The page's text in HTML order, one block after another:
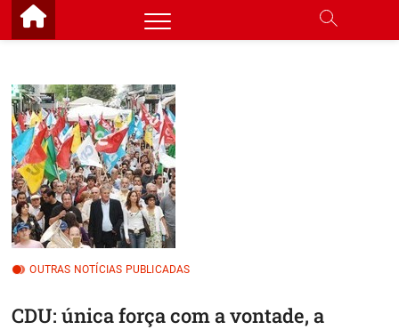
Skip
OUTRAS NOTÍCIAS PUBLICADAS
CDU: única força com a vontade, a